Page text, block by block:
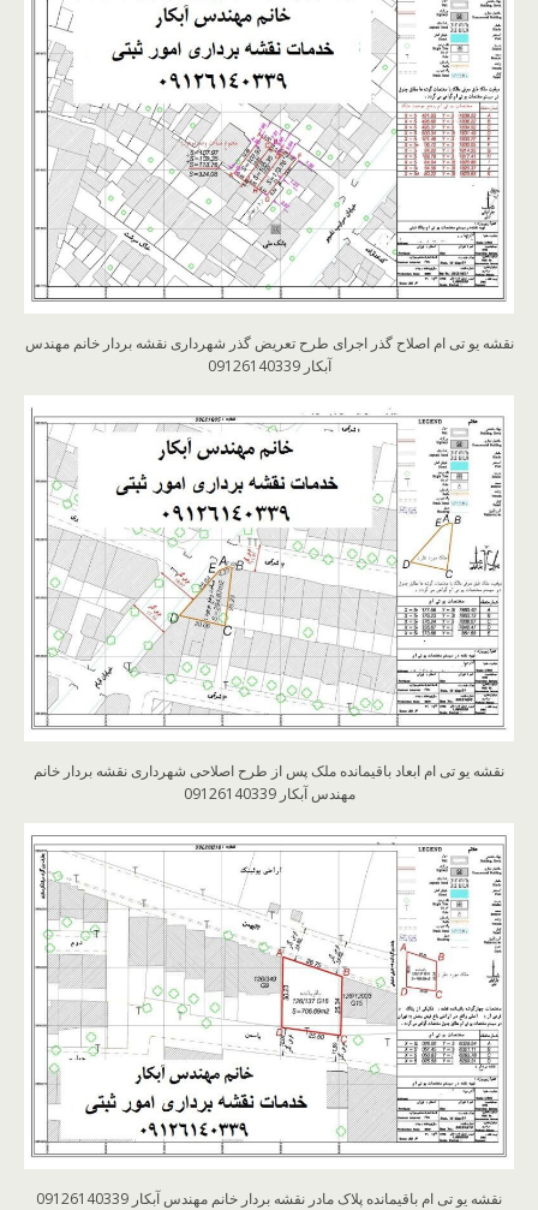
نقشه یو تی ام اصلاح گذر اجرای طرح تعریض گذر شهرداری نقشه بردار خانم مهندس
آبکار 09126140339
نقشه یو تی ام ابعاد باقیمانده ملک پس از طرح اصلاحی شهرداری نقشه بردار خانم
مهندس آبکار 09126140339
نقشه یو تی ام باقیمانده پلاک مادر نقشه بردار خانم مهندس آبکار 09126140339